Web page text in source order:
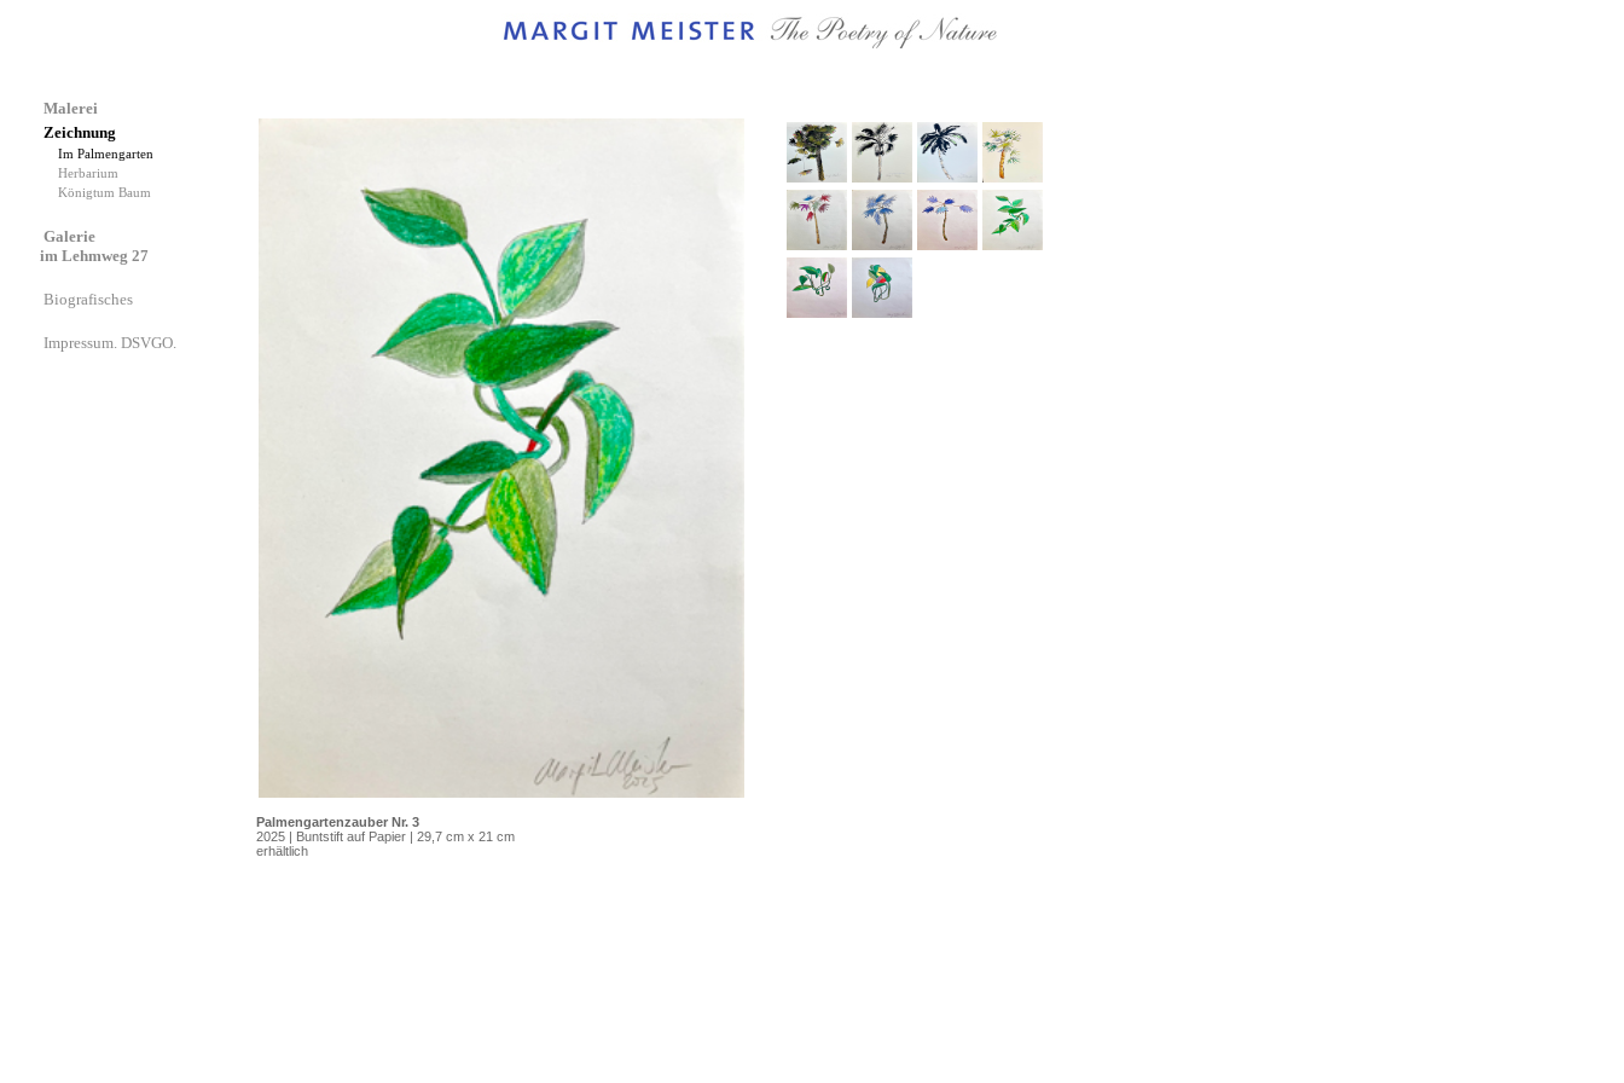
Malerei
Zeichnung
Im Palmengarten
Herbarium
Königtum Baum
Galerie
im Lehmweg 27
Biografisches
Impressum. DSVGO.
Palmengartenzauber Nr. 3
2025 | Buntstift auf Papier | 29,7 cm x 21 cm
erhältlich